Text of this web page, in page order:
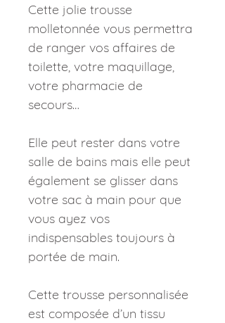
Cette jolie trousse
molletonnée vous permettra
de ranger vos affaires de
toilette, votre maquillage,
votre pharmacie de
secours…
Elle peut rester dans votre
salle de bains mais elle peut
également se glisser dans
votre sac à main pour que
vous ayez vos
indispensables toujours à
portée de main.
Cette trousse personnalisée
est composée d’un tissu